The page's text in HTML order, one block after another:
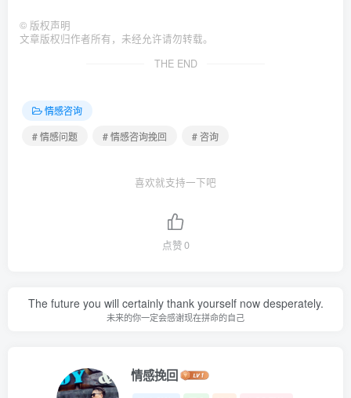
© 版权声明
文章版权归作者所有，未经允许请勿转载。
THE END
情感咨询
# 情感问题
# 情感咨询挽回 # 咨询
喜欢就支持一下吧
点赞0
The future you will certainly thank yourself now desperately.
未来的你一定会感谢现在拼命的自己
情感挽回